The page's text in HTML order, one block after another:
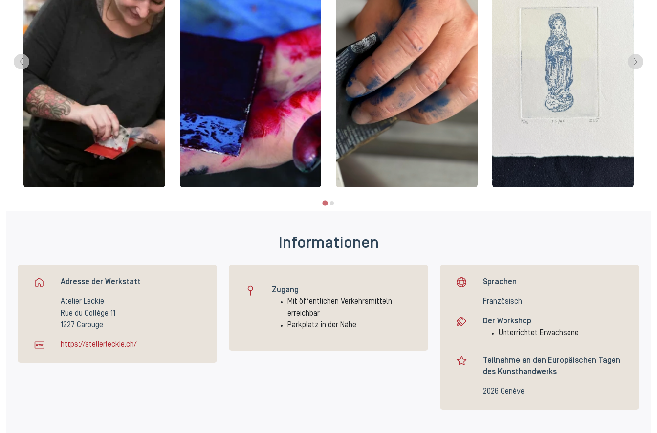
Informationen
Adresse der Werkstatt
Atelier Leckie
Rue du Collège 11
1227 Carouge
https://atelierleckie.ch/
Zugang
Mit öffentlichen Verkehrsmitteln
erreichbar
Parkplatz in der Nähe
Sprachen
Französisch
Der Workshop
Unterrichtet Erwachsene
Teilnahme an den Europäischen Tagen
des Kunsthandwerks
2026 Genève